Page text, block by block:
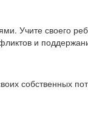
Учите своего
и
собственных